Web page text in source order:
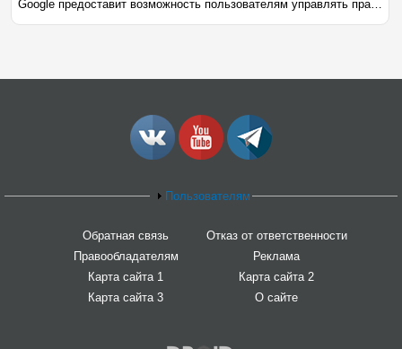
Google предоставит возможность пользователям управлять правами Android-приложений
Пользователям
Обратная связь
Отказ от ответственности
Правообладателям
Реклама
Карта сайта 1
Карта сайта 2
Карта сайта 3
О сайте